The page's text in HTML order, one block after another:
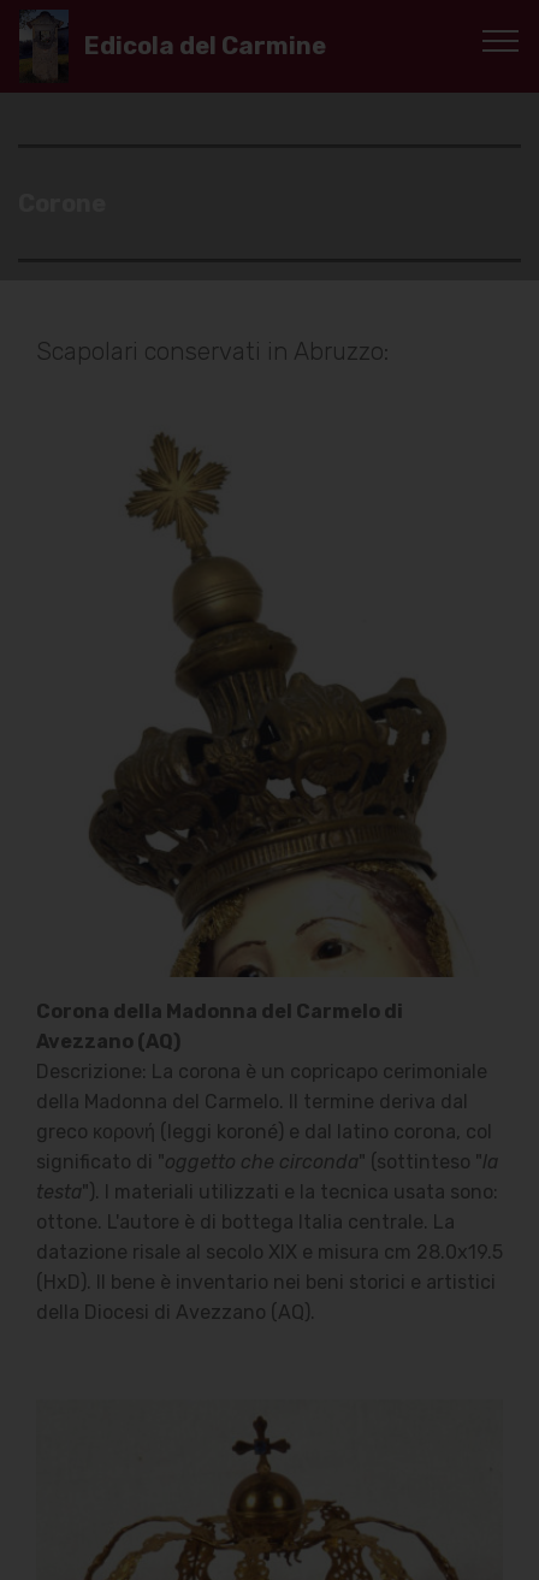
Edicola del Carmine
Scapolari conservati in Abruzzo:
Corona della Madonna del Carmelo di
Avezzano (AQ)
Descrizione: La corona è un copricapo cerimoniale
della Madonna del Carmelo. Il termine deriva dal
greco κορονή (leggi koroné) e dal latino corona, col
significato di "oggetto che circonda" (sottinteso "la
testa"). I materiali utilizzati e la tecnica usata sono:
ottone. L'autore è di bottega Italia centrale. La
datazione risale al secolo XIX e misura cm 28.0x19.5
(HxD). Il bene è inventario nei beni storici e artistici
della Diocesi di Avezzano (AQ).